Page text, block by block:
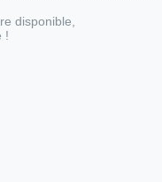
disponible,
!